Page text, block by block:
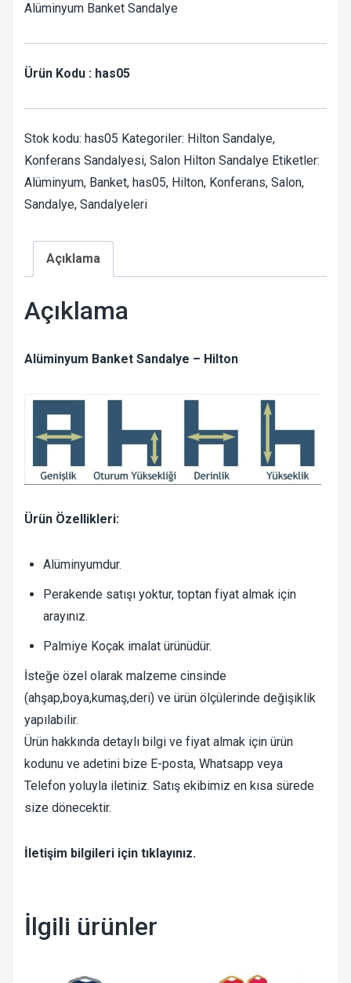
Alüminyum Banket Sandalye
Ürün Kodu : has05
Stok kodu: has05 Kategoriler: Hilton Sandalye,
Konferans Sandalyesi, Salon Hilton Sandalye Etiketler:
Alüminyum, Banket, has05, Hilton, Konferans, Salon,
Sandalye, Sandalyeleri
Açıklama
Açıklama
Alüminyum Banket Sandalye – Hilton
Ürün Özellikleri:
Alüminyumdur.
Perakende satışı yoktur, toptan fiyat almak için
arayınız.
Palmiye Koçak imalat ürünüdür.
İsteğe özel olarak malzeme cinsinde
(ahşap,boya,kumaş,deri) ve ürün ölçülerinde değişiklik
yapılabilir.
Ürün hakkında detaylı bilgi ve fiyat almak için ürün
kodunu ve adetini bize E-posta, Whatsapp veya
Telefon yoluyla iletiniz. Satış ekibimiz en kısa sürede
size dönecektir.
İletişim bilgileri için tıklayınız.
İlgili ürünler